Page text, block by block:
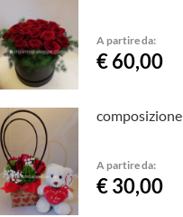
A partire da:
€ 60,00
composizione
A partire da:
€ 30,00